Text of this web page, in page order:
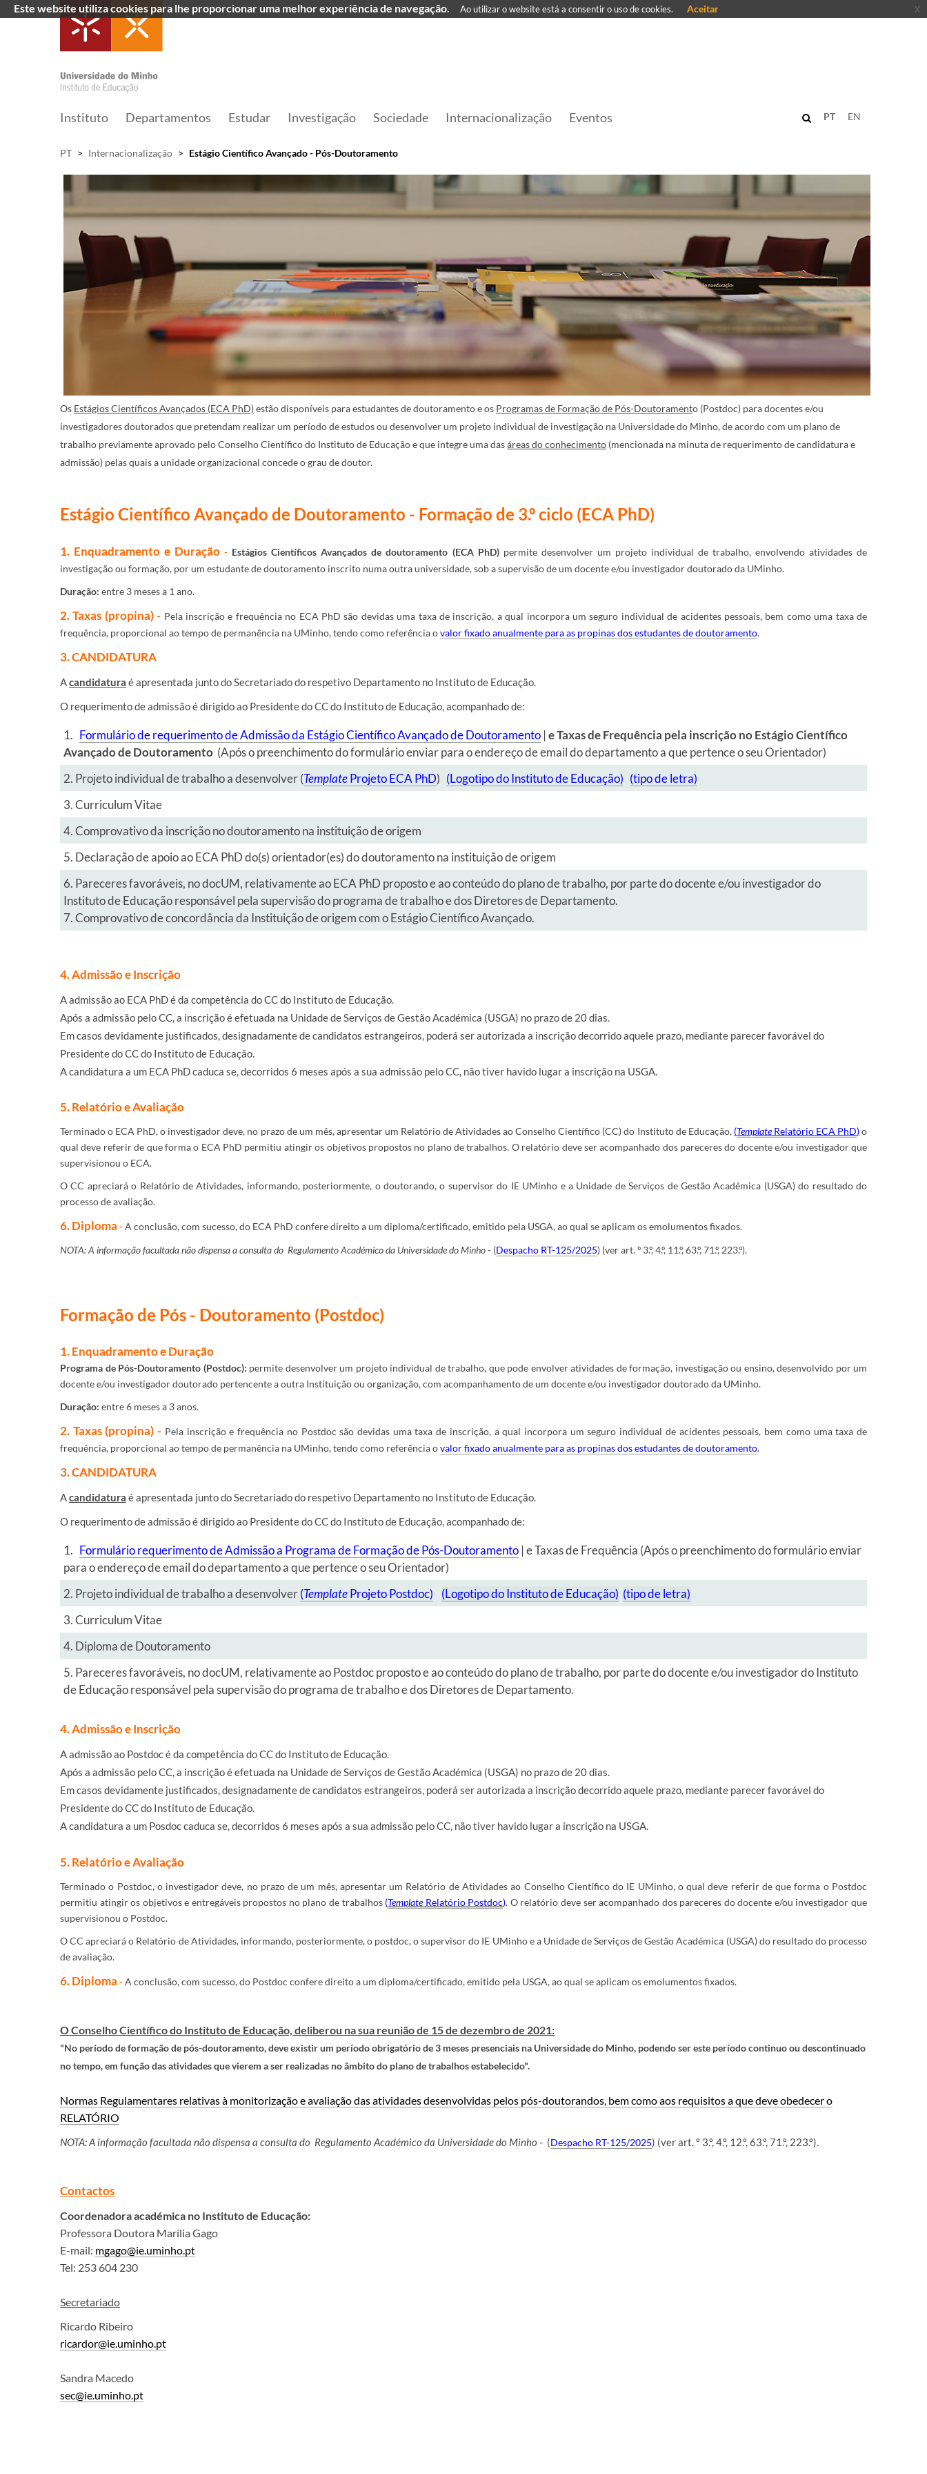
Instituto Departamentos Estudar Investigação Sociedade Internacionalização Eventos EN
PT
PT > Internacionalização > Estágio Científico Avançado - Pós-Doutoramento
Os Estágios Científicos Avançados (ECA PhD)estão disponíveis para estudantes de doutoramento e os Programas de Formação de Pós-Doutoramento (Postdoc) para docentes e/ou
investigadores doutorados que pretendam realizar um período de estudos ou desenvolver um projeto individual de investigação na Universidade do Minho, de acordo com um plano de
trabalho previamente aprovado pelo Conselho Científico do Instituto de Educação e que integre uma dasáreas do conhecimento (mencionada na minuta de requerimento de candidatura e
admissão) pelas quais a unidade organizacional concede o grau de doutor.
Estágio Científico Avançado de Doutoramento - Formação de 3.º ciclo (ECA PhD)​​
1. Enquadramento e Duração - Estágios Científicos Avançados de doutoramento (ECA PhD)permite desenvolver um projeto individual de trabalho, envolvendo atividades de
investigação ou formação, por um estudante de doutoramento inscrito numa outra universidade, sob a supervisão de um docente e/ou investigador doutorado da UMinho.
Duração: entre 3 meses a 1 ano.
2. Taxas (propina) - Pela inscrição e frequência no ECA PhD são devidas uma taxa de inscrição, a qual incorpora um seguro individual de acidentes pessoais, bem como uma taxa de
frequência, proporcional ao tempo de permanência na UMinho, tendo como referência ovalor fixado anualmente para as propinas dos estudantes de doutoramento.
3. CANDIDATURA
Acandidatura é apresentada junto do Secretariado do respetivo Departamento no Instituto de Educação.
O requerimento de admissão é dirigido ao Presidente do CC do Instituto de Educação, acompanhado de:
1. Formulário de requerimento de Admissão da Estágio Científico Avançado de Doutoramento |e Taxasde Frequência pela inscrição no Estágio Científico
Avançado de Doutoramento (Após o preenchimento do formulário enviar para o endereço de email do departamento a que pertence o seu Orientador)
​2. Projeto individual de trabalho a desenvolver(TemplateProjeto ECA PhD) (Logotipo do Instituto de Educação) (tipo de letra)
​3. Curriculum Vitae
​4. Comprovativo da inscrição no doutoramento na instituição de origem
​5. Declaração de apoio ao ECA PhD do(s) orientador(es) do doutoramento na instituição de origem
​6. Pareceres favoráveis, no docUM, relativamente ao ECA PhD proposto e ao conteúdo do plano de trabalho, por parte do docente e/ou investigador do
Instituto de Educação responsável pela supervisão do programa de trabalho e dos Diretores de Departamento.
7. Comprovativo de concordância da Instituição de origem com o Estágio Científico Avançado.
4. Admissão e Inscrição
A admissão ao ECA PhD é da competência do CC do Instituto de Educação.
Após a admissão pelo CC, a inscrição é efetuada na Unidade de Serviços de Gestão Académica (USGA) no prazo de 20 dias.
Em casos devidamente justificados, designadamente de candidatos estrangeiros, poderá ser autorizada a inscrição decorrido aquele prazo, mediante parecer favorável do
Presidente do CC do Instituto de Educação.
A candidatura a um ECA PhD caduca se, decorridos 6 meses após a sua admissão pelo CC, não tiver havido lugar a inscrição na USGA.
5. Relatório e Avaliação
Terminado o ECA PhD, o investigador deve, no prazo de um mês, apresentar um Relatório de Atividades ao Conselho Científico (CC) do Instituto de Educação, (TemplateRelatório ECA PhD)o
qual deve referir de que forma o ECA PhD permitiu atingir os objetivos propostos no plano de trabalhos. O relatório deve ser acompanhado dos pareceres do docente e/ou investigador que
supervisionou o ECA.
O CC apreciará o Relatório de Atividades, informando, posteriormente, o doutorando, o supervisor do IE UMinho e a Unidade de Serviços de Gestão Académica (USGA) do resultado do
processo de avaliação.
6. Diploma -A conclusão, com sucesso, do ECA PhD confere direito a um diploma/certificado, emitido pela USGA, ao qual se aplicam os emolumentos fixados.
NOTA: A informação facultada não dispensa a consultado Regulamento Académico da Universidade do Minho- (Despacho RT-125/2025) (ver art. º 3.º, 4.º, 11.º, 63.º, 71.º, 223.º).
Formação de Pós - Doutoramento (Postdoc)
1. Enquadramento e Duração
Programa de Pós-Doutoramento (Postdoc): permite desenvolver um projeto individual de trabalho, que pode envolver atividades de formação, investigação ou ensino, desenvolvido por um
docente e/ou investigador doutorado pertencente a outra Instituição ou organização, com acompanhamento de um docente e/ou investigador doutorado da UMinho.
Duração: entre 6 meses a 3 anos.
2. Taxas (propina) - Pela inscrição e frequência no Postdoc são devidas uma taxa de inscrição, a qual incorpora um seguro individual de acidentes pessoais, bem como uma taxa de
frequência, proporcional ao tempo de permanência na UMinho, tendo como referência ovalor fixado anualmente para as propinas dos estudantes de doutoramento.
3. CANDIDATURA
Acandidatura é apresentada junto do Secretariado do respetivo Departamento no Instituto de Educação.
O requerimento de admissão é dirigido ao Presidente do CC do Instituto de Educação, acompanhado de:
1. Formulário requerimento de Admissão a Programa de Formação de Pós-Doutoramento | e Taxas de Frequência (Após o preenchimento do formulário enviar
para o endereço de email do departamento a que pertence o seu Orientador)
​2. Projeto individual de trabalho a desenvolver(TemplateProjeto Postdoc) (Logotipo do Instituto de Educação) (tipo de letra)
​3. Curriculum Vitae
​4. Diploma de Doutoramento
​5. Pareceres favoráveis, no docUM, relativamente ao Postdoc proposto e ao conteúdo do plano de trabalho, por parte do docente e/ou investigador do Instituto
de Educação responsável pela supervisão do programa de trabalho e dos Diretores de Departamento.
4. Admissão e Inscrição
A admissão ao Postdoc é da competência do CC do Instituto de Educação.
Após a admissão pelo CC, a inscrição é efetuada na Unidade de Serviços de Gestão Académica (USGA) no prazo de 20 dias.
Em casos devidamente justificados, designadamente de candidatos estrangeiros, poderá ser autorizada a inscrição decorrido aquele prazo, mediante parecer favorável do
Presidente do CC do Instituto de Educação.
A candidatura a um Posdoc caduca se, decorridos 6 meses após a sua admissão pelo CC, não tiver havido lugar a inscrição na USGA.
5. Relatório e Avaliação
Terminado o Postdoc, o investigador deve, no prazo de um mês, apresentar um Relatório de Atividades ao Conselho Científico do IE UMinho, o qual deve referir de que forma o Postdoc
permitiu atingir os objetivos e entregáveis propostos no plano de trabalhos (TemplateRelatório Postdoc). O relatório deve ser acompanhado dos pareceres do docente e/ou investigador que
supervisionou o Postdoc.
O CC apreciará o Relatório de Atividades, informando, posteriormente, o postdoc, o supervisor do IE UMinho e a Unidade de Serviços de Gestão Académica (USGA) do resultado do processo
de avaliação.
6. Diploma -A conclusão, com sucesso, do Postdoc confere direito a um diploma/certificado, emitido pela USGA, ao qual se aplicam os emolumentos fixados.
O Conselho Científico do Instituto de Educação, deliberou na sua reunião de 15 de dezembro de 2021:
"No período de formação de pós-doutoramento, deve existir um período obrigatório de 3 meses presenciais na Universidade do Minho, podendo ser este período continuo ou descontinuado
no tempo, em função das atividades que vierem a ser realizadas no âmbito do plano de trabalhos estabelecido".
Normas Regulamentares relativas à monitorização e avaliação das atividades desenvolvidas pelos pós-doutorandos, bem como aos requisitos a que deve obedecer o
RELATÓRIO
NOTA: A informação facultada não dispensa a consulta do Regulamento Académico da Universidade do Minho - (Despacho RT-125/2025) (ver art. º 3.º, 4.º, 12.º, 63.º, 71.º, 223.º).
Contactos
Coordenadora académica no Instituto de Educação:
Professora Doutora Marília Gago
E-mail: mgago@ie.uminho.pt
Tel: 253 604 230
Secretariado
Ricardo Ribeiro
ricardor@ie.uminho.pt
Sandra Macedo
sec@ie.uminho.pt
Este website utiliza cookies para lhe proporcionar uma melhor experiência de navegação. Ao utilizar o website está a consentir o uso de cookies. Aceitar x